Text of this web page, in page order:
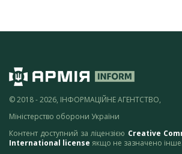
© 2018 - 2026, ІНФОРМАЦІЙНЕ АГЕНТСТВО,
Міністерство оборони України
Контент доступний за ліцензією Creative
International license якщо не зазначено інше.